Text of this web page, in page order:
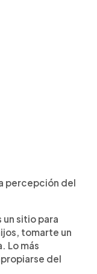
percepción del
un sitio para
tomarte un
Lo más
del